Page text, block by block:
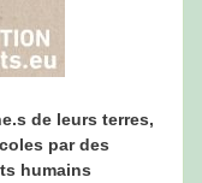
de leurs terres,
par des
humains